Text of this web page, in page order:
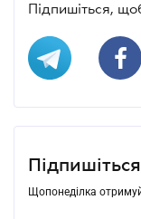
Підпишіться,
Щопонеділка